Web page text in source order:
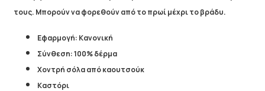
τους. Μπορούν να φορεθούν από το πρωί μέχρι το βράδυ.
Εφαρμογή: Κανονική
Σύνθεση: 100% δέρμα
Χοντρή σόλα από καουτσούκ
Καστόρι